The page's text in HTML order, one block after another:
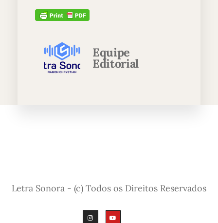
Equipe
Editorial
Letra Sonora - (c) Todos os Direitos Reservados